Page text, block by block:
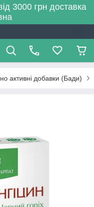
3000 грн доставка
активні добавки (Бади)